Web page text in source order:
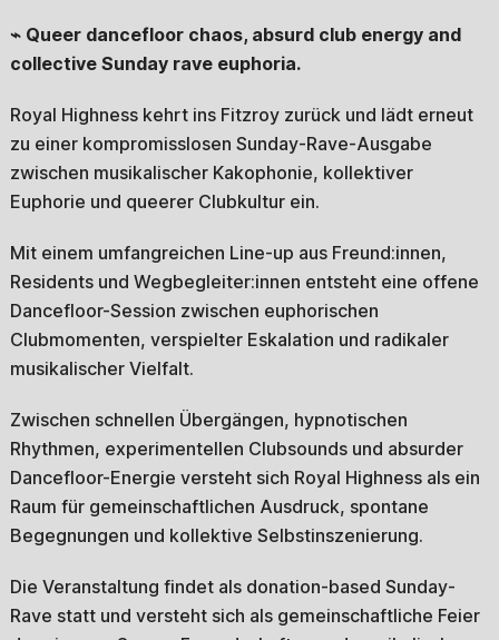
⌁ Queer dancefloor chaos, absurd club energy and
collective Sunday rave euphoria.
Royal Highness kehrt ins Fitzroy zurück und lädt erneut
zu einer kompromisslosen Sunday-Rave-Ausgabe
zwischen musikalischer Kakophonie, kollektiver
Euphorie und queerer Clubkultur ein.
Mit einem umfangreichen Line-up aus Freund:innen,
Residents und Wegbegleiter:innen entsteht eine offene
Dancefloor-Session zwischen euphorischen
Clubmomenten, verspielter Eskalation und radikaler
musikalischer Vielfalt.
Zwischen schnellen Übergängen, hypnotischen
Rhythmen, experimentellen Clubsounds und absurder
Dancefloor-Energie versteht sich Royal Highness als ein
Raum für gemeinschaftlichen Ausdruck, spontane
Begegnungen und kollektive Selbstinszenierung.
Die Veranstaltung findet als donation-based Sunday-
Rave statt und versteht sich als gemeinschaftliche Feier